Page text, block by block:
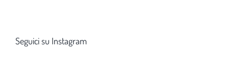
Seguici su Instagram